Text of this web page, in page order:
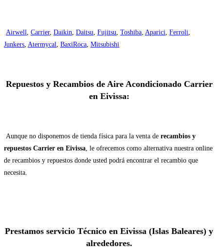
Airwell, Carrier, Daikin, Daitsu, Fujitsu, Toshiba, Aparici, Ferroli,
Junkers, Atermycal, BaxiRoca, Mitsubishi
Repuestos y Recambios de Aire Acondicionado Carrier
en Eivissa:
Aunque no disponemos de tienda física para la venta de recambios y
repuestos Carrier en Eivissa, le ofrecemos como alternativa nuestra online
de recambios y repuestos donde usted podrá encontrar el recambio que
necesita.
Prestamos servicio Técnico en Eivissa (Islas Baleares) y
alrededores.